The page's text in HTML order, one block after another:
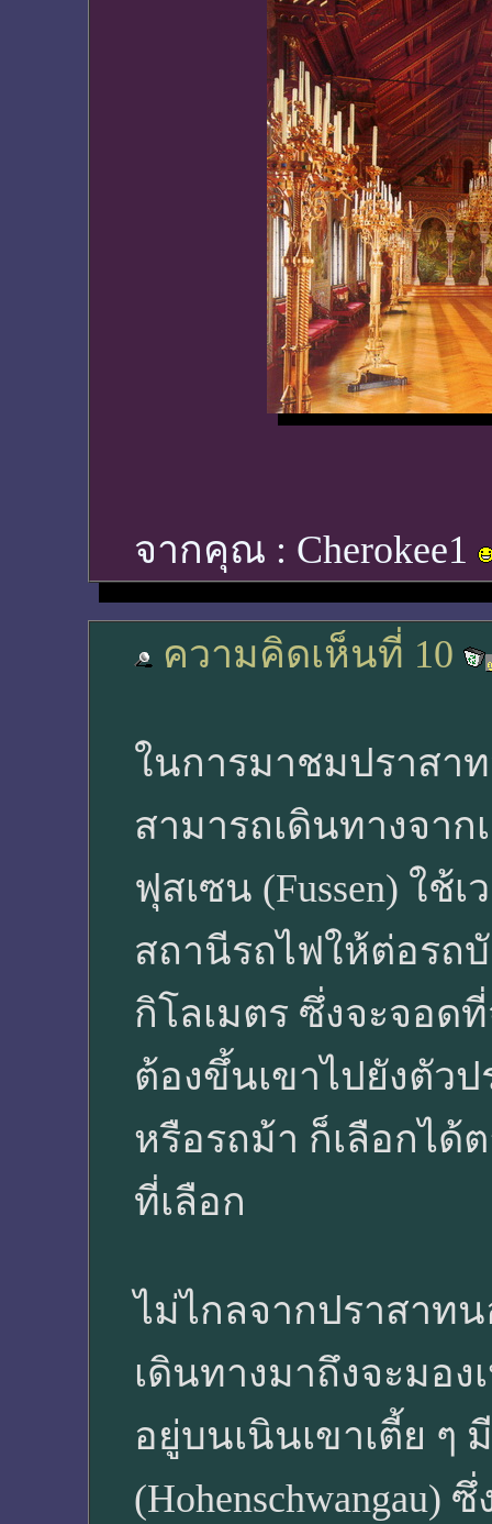
จากคุณ : Cherokee1
ความคิดเห็นที่ 10
ในการมาชมปราสา
สามารถเดินทางจา
ฟุสเซน (Fussen) ใ
สถานีรถไฟให้ต่อรถบั
กิโลเมตร ซึ่งจะจอ
ต้องขึ้นเขาไปยังตัว
หรือรถม้า ก็เลือกได้
ที่เลือก
ไม่ไกลจากปราสาท
เดินทางมาถึงจะมอ
อยู่บนเนินเขาเตี้ย ๆ
(Hohenschwangau)